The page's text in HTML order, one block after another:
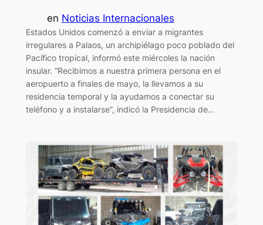
en Noticias Internacionales
Estados Unidos comenzó a enviar a migrantes
irregulares a Palaos, un archipiélago poco poblado del
Pacífico tropical, informó este miércoles la nación
insular. “Recibimos a nuestra primera persona en el
aeropuerto a finales de mayo, la llevamos a su
residencia temporal y la ayudamos a conectar su
teléfono y a instalarse”, indicó la Presidencia de…